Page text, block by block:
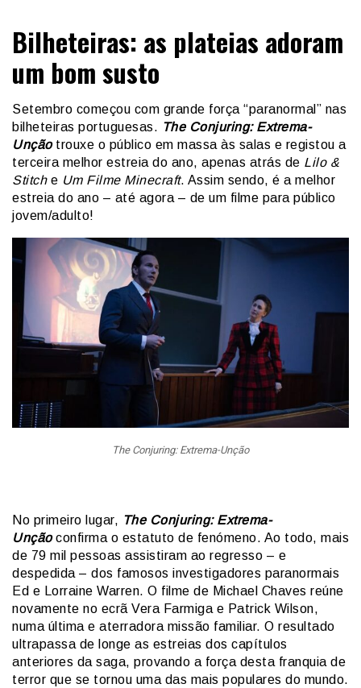
Central Comics
Bilheteiras: as plateias adoram
um bom susto
Setembro começou com grande força “paranormal” nas
bilheteiras portuguesas. The Conjuring: Extrema-
Unçãotrouxe o público em massa às salas e registou a
terceira melhor estreia do ano, apenas atrás de Lilo &
Stitche Um Filme Minecraft. Assim sendo, é a melhor
estreia do ano – até agora – de um filme para público
jovem/adulto!
The Conjuring: Extrema-Unção
No primeiro lugar, The Conjuring: Extrema-
Unçãoconfirma o estatuto de fenómeno. Ao todo, mais
de 79 mil pessoas assistiram ao regresso – e
despedida – dos famosos investigadores paranormais
Ed e Lorraine Warren. O filme de Michael Chaves reúne
novamente no ecrã Vera Farmiga e Patrick Wilson,
numa última e aterradora missão familiar. O resultado
ultrapassa de longe as estreias dos capítulos
anteriores da saga, provando a força desta franquia de
terror que se tornou uma das mais populares do mundo.